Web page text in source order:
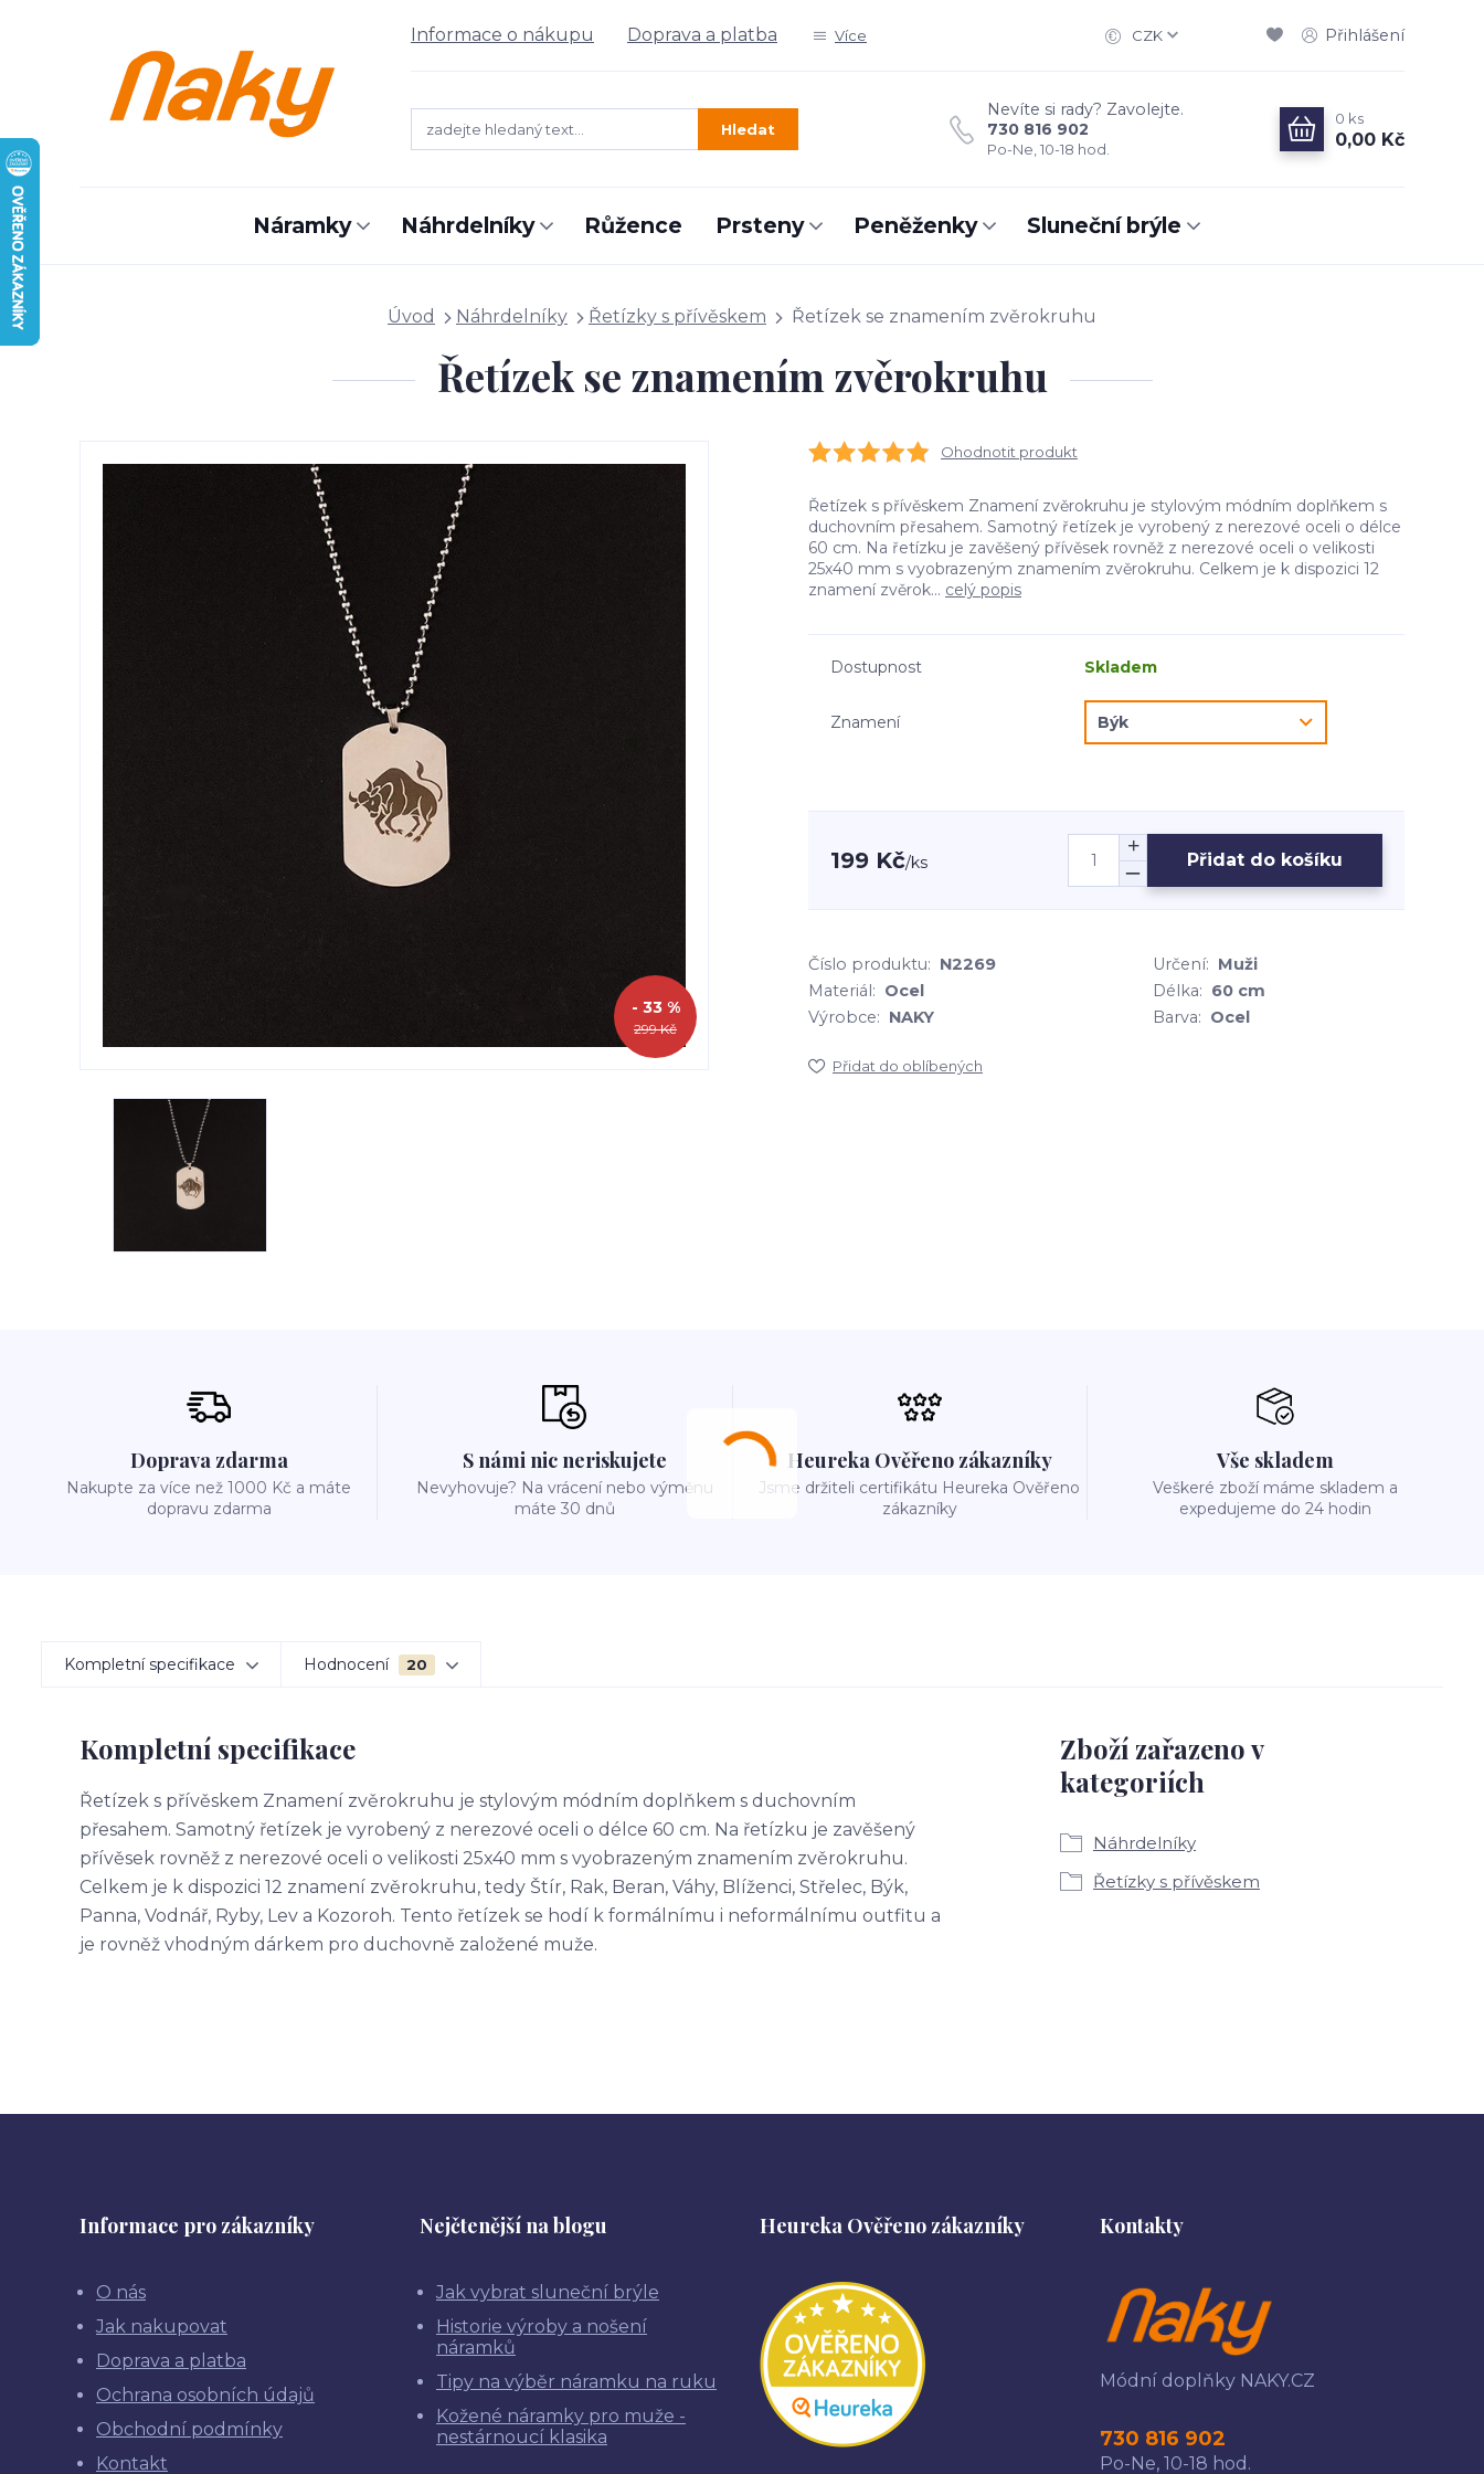
Informace o nákupu Doprava a platba Více CZK Přihlášení
Hledat
Nevíte si rady? Zavolejte.
730 816 902
Po-Ne, 10-18 hod.
0 ks
0,00 Kč
Náramky Náhrdelníky Růžence Prsteny Peněženky Sluneční brýle
Úvod Náhrdelníky Řetízky s přívěskem Řetízek se znamením zvěrokruhu
Řetízek se znamením zvěrokruhu
299 Kč
- 33 %
Ohodnotit produkt
Řetízek s přívěskem Znamení zvěrokruhu je stylovým módním doplňkem s
duchovním přesahem. Samotný řetízek je vyrobený z nerezové oceli o délce
60 cm. Na řetízku je zavěšený přívěsek rovněž z nerezové oceli o velikosti
25x40 mm s vyobrazeným znamením zvěrokruhu. Celkem je k dispozici 12
znamení zvěrok... celý popis
Dostupnost Skladem
Znamení
199 Kč/ks Přidat do košíku
Číslo produktu: N2269 Určení: Muži
Materiál: Ocel Délka: 60 cm
Výrobce: NAKY Barva: Ocel
Přidat do oblíbených
Doprava zdarma
Nakupte za více než 1000 Kč a máte
dopravu zdarma
S námi nic neriskujete
Nevyhovuje? Na vrácení nebo výměnu
máte 30 dnů
Heureka Ověřeno zákazníky
Jsme držiteli certifikátu Heureka Ověřeno
zákazníky
Vše skladem
Veškeré zboží máme skladem a
expedujeme do 24 hodin
Kompletní specifikace Hodnocení 20
Kompletní specifikace
Řetízek s přívěskem Znamení zvěrokruhu je stylovým módním doplňkem s duchovním
přesahem. Samotný řetízek je vyrobený z nerezové oceli o délce 60 cm. Na řetízku je zavěšený
přívěsek rovněž z nerezové oceli o velikosti 25x40 mm s vyobrazeným znamením zvěrokruhu.
Celkem je k dispozici 12 znamení zvěrokruhu, tedy Štír, Rak, Beran, Váhy, Blíženci, Střelec, Býk,
Panna, Vodnář, Ryby, Lev a Kozoroh. Tento řetízek se hodí k formálnímu i neformálnímu outfitu a
je rovněž vhodným dárkem pro duchovně založené muže.
Zboží zařazeno v
kategoriích
Náhrdelníky
Řetízky s přívěskem
Informace pro zákazníky
O nás
Jak nakupovat
Doprava a platba
Ochrana osobních údajů
Obchodní podmínky
Kontakt
Nejčtenější na blogu
Jak vybrat sluneční brýle
Historie výroby a nošení
náramků
Tipy na výběr náramku na ruku
Kožené náramky pro muže -
nestárnoucí klasika
Heureka Ověřeno zákazníky Kontakty
Módní doplňky NAKY.CZ
730 816 902
Po-Ne, 10-18 hod.